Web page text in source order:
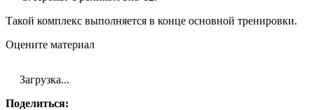
Такой комплекс выполняется в конце основной тренировки.
Оцените материал
Загрузка...
Поделиться: